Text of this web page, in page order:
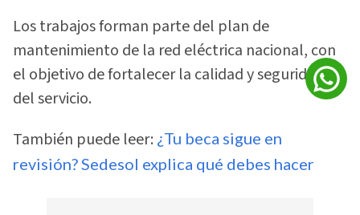
Los trabajos forman parte del plan de
mantenimiento de la red eléctrica nacional, con
el objetivo de fortalecer la calidad y seguridad
del servicio.
También puede leer: ¿Tu beca sigue en
revisión? Sedesol explica qué debes hacer